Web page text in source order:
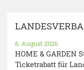
HOME & GARDEN
Ticketrabatt für
6. August 2026